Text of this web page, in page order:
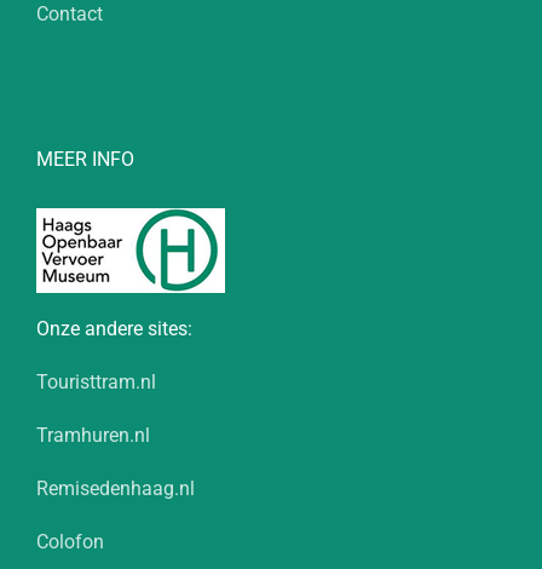
Contact
MEER INFO
Onze andere sites:
Touristtram.nl
Tramhuren.nl
Remisedenhaag.nl
Colofon